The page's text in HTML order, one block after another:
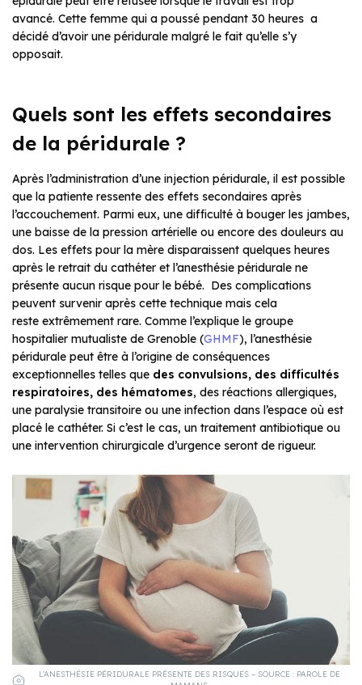
avancé. Cette femme qui a poussé pendant 30 heures a
décidé d’avoir une péridurale malgré le fait qu’elle s’y
opposait.
Quels sont les effets secondaires
de la péridurale ?
Après l’administration d’une injection péridurale, il est possible
que la patiente ressente des effets secondaires après
l’accouchement. Parmi eux, une difficulté à bouger les jambes,
une baisse de la pression artérielle ou encore des douleurs au
dos. Les effets pour la mère disparaissent quelques heures
après le retrait du cathéter et l’anesthésie péridurale ne
présente aucun risque pour le bébé. Des complications
peuvent survenir après cette technique mais cela
reste extrêmement rare. Comme l’explique le groupe
hospitalier mutualiste de Grenoble (GHMF), l’anesthésie
péridurale peut être à l’origine de conséquences
exceptionnelles telles que des convulsions, des difficultés
respiratoires, des hématomes, des réactions allergiques,
une paralysie transitoire ou une infection dans l’espace où est
placé le cathéter. Si c’est le cas, un traitement antibiotique ou
une intervention chirurgicale d’urgence seront de rigueur.
L’ANESTHÉSIE PÉRIDURALE PRÉSENTE DES RISQUES – SOURCE : PAROLE DE